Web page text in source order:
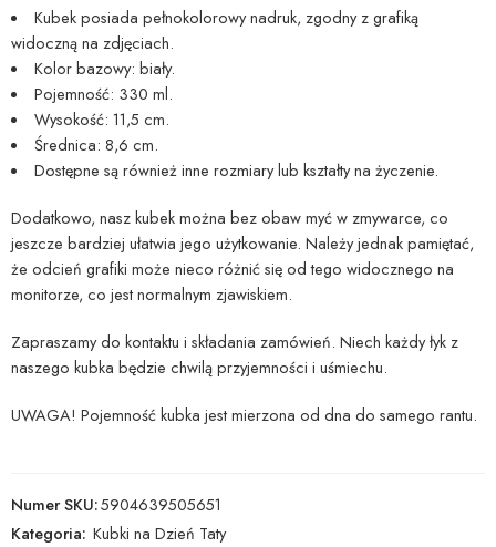
Kubek posiada pełnokolorowy nadruk, zgodny z grafiką
widoczną na zdjęciach.
Kolor bazowy: biały.
Pojemność: 330 ml.
Wysokość: 11,5 cm.
Średnica: 8,6 cm.
Dostępne są również inne rozmiary lub kształty na życzenie.
Dodatkowo, nasz kubek można bez obaw myć w zmywarce, co
jeszcze bardziej ułatwia jego użytkowanie. Należy jednak pamiętać,
że odcień grafiki może nieco różnić się od tego widocznego na
monitorze, co jest normalnym zjawiskiem.
Zapraszamy do kontaktu i składania zamówień. Niech każdy łyk z
naszego kubka będzie chwilą przyjemności i uśmiechu.
UWAGA! Pojemność kubka jest mierzona od dna do samego rantu.
Numer SKU:5904639505651
Kategoria: Kubki na Dzień Taty